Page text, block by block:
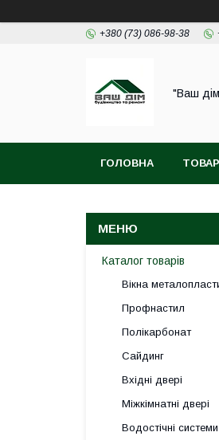
+380 (73) 086-98-38
"Ваш
ГОЛОВНА
Каталог товарів
Вікна
Профнастил
Полікарбонат
Сайдинг
Вхідні двері
Міжкімнатні двері
Водостічні системи